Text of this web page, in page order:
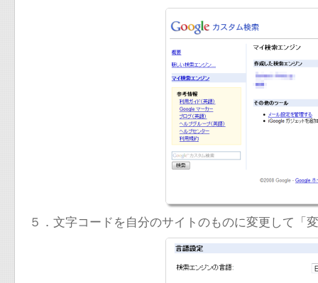
５．文字コードを自分のサイトのものに変更して「